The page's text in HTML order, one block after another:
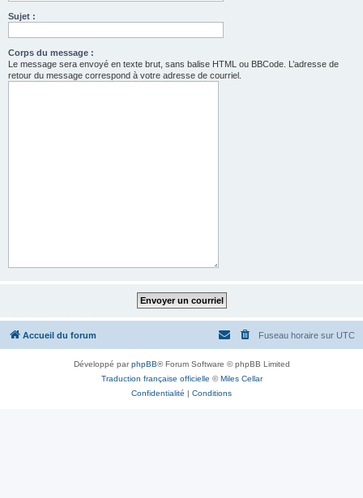
Sujet :
Corps du message :
Le message sera envoyé en texte brut, sans balise HTML ou BBCode. L’adresse de
retour du message correspond à votre adresse de courriel.
Accueil du forum Fuseau horaire sur UTC
Développé parphpBB® Forum Software © phpBB Limited
Traduction française officielle ©Miles Cellar
Confidentialité | Conditions